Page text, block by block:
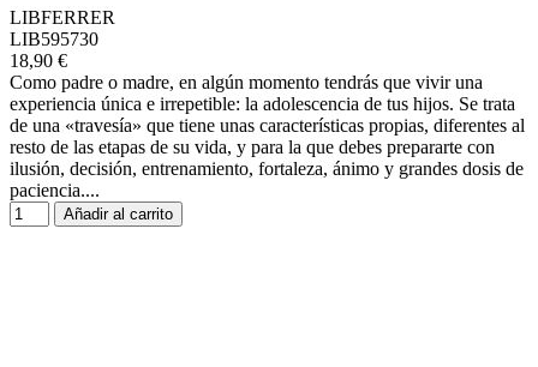
LIBFERRER
LIB595730
18,90 €
Como padre o madre, en algún momento tendrás que vivir una
experiencia única e irrepetible: la adolescencia de tus hijos. Se trata
de una «travesía» que tiene unas características propias, diferentes al
resto de las etapas de su vida, y para la que debes prepararte con
ilusión, decisión, entrenamiento, fortaleza, ánimo y grandes dosis de
paciencia....
Añadir al carrito